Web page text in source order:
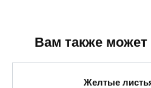
Вам также может
Желтые